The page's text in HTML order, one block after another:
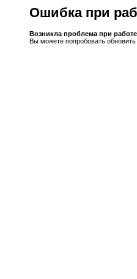
Ошибка при
Возникла проблема при
Вы можете попробовать обновить